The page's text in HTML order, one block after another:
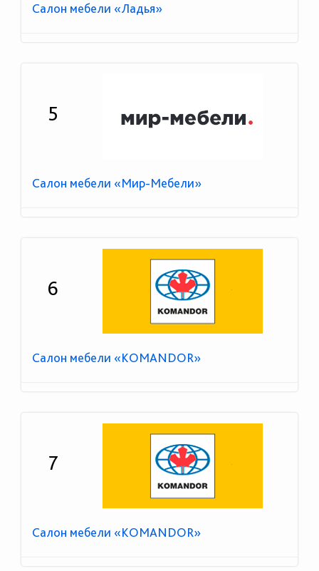
Салон мебели «Ладья»
5
Салон мебели «Мир-Мебели»
6
Салон мебели «KOMANDOR»
7
Салон мебели «KOMANDOR»